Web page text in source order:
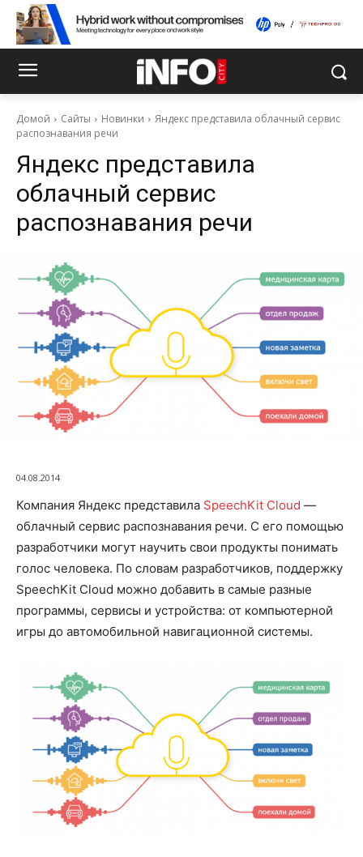
Домой Сайты Новинки
Яндекс представила облачный сервис
распознавания речи
Яндекс представила
облачный сервис
распознавания речи
04.08.2014
Компания Яндекс представила SpeechKit Cloud —
облачный сервис распознавания речи. С его помощью
разработчики могут научить свои продукты понимать
голос человека. По словам разработчиков, поддержку
SpeechKit Cloud можно добавить в самые разные
программы, сервисы и устройства: от компьютерной
игры до автомобильной навигационной системы.